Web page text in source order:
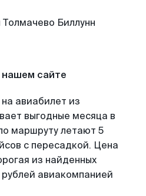
нашем сайте
авиабилет из
выгодные месяца в
маршруту летают 5
с пересадкой. Цена
из найденных
авиакомпанией